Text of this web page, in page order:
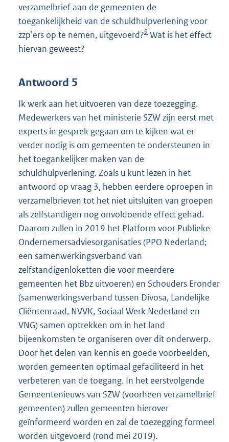
verzamelbrief aan de gemeenten de
toegankelijkheid van de schuldhulpverlening voor
zzp’ers op te nemen, uitgevoerd?9 Wat is het effect
hiervan geweest?
Antwoord 5
Ik werk aan het uitvoeren van deze toezegging.
Medewerkers van het ministerie SZW zijn eerst met
experts in gesprek gegaan om te kijken wat er
verder nodig is om gemeenten te ondersteunen in
het toegankelijker maken van de
schuldhulpverlening. Zoals u kunt lezen in het
antwoord op vraag 3, hebben eerdere oproepen in
verzamelbrieven tot het niet uitsluiten van groepen
als zelfstandigen nog onvoldoende effect gehad.
Daarom zullen in 2019 het Platform voor Publieke
Ondernemersadviesorganisaties (PPO Nederland;
een samenwerkingsverband van
zelfstandigenloketten die voor meerdere
gemeenten het Bbz uitvoeren) en Schouders Eronder
(samenwerkingsverband tussen Divosa, Landelijke
Cliëntenraad, NVVK, Sociaal Werk Nederland en
VNG) samen optrekken om in het land
bijeenkomsten te organiseren over dit onderwerp.
Door het delen van kennis en goede voorbeelden,
worden gemeenten optimaal gefaciliteerd in het
verbeteren van de toegang. In het eerstvolgende
Gemeentenieuws van SZW (voorheen verzamelbrief
gemeenten) zullen gemeenten hierover
geïnformeerd worden en zal de toezegging formeel
worden uitgevoerd (rond mei 2019).